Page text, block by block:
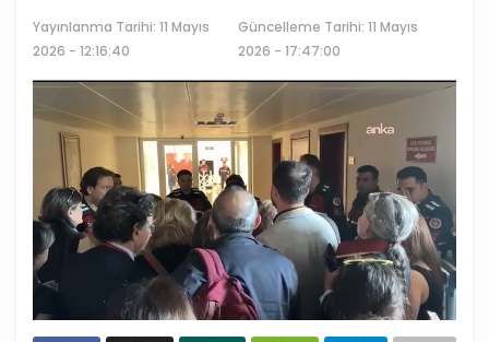
Yayınlanma Tarihi: 11 Mayıs
2026 - 12:16:40
Güncelleme Tarihi: 11 Mayıs
2026 - 17:47:00